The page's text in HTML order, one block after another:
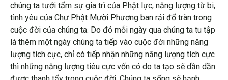
chúng ta tưới tẩm sự gia trì của Phật lực, năng lượng từ bi,
tình yêu của Chư Phật Mười Phương ban rải đổ tràn trong
cuộc đời của chúng ta. Do đó mỗi ngày qua chúng ta tu tập
là thêm một ngày chúng ta tiếp vào cuộc đời những năng
lượng tích cực, chỉ có tiếp nhận những năng lượng tích cực
thì những năng lượng tiêu cực vốn có do ta tạo sẽ dần dần